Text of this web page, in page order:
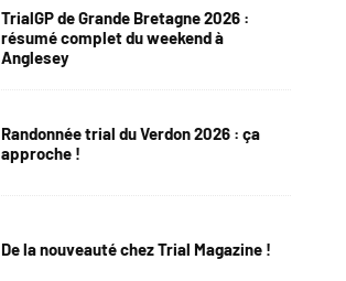
TrialGP de Grande Bretagne 2026 :
résumé complet du weekend à
Anglesey
Randonnée trial du Verdon 2026 : ça
approche !
De la nouveauté chez Trial Magazine !